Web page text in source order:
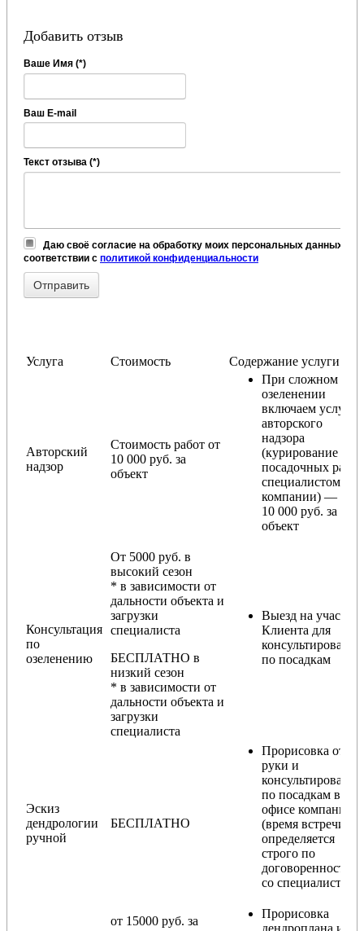
Добавить отзыв
Ваше Имя (*)
Ваш E-mail
Текст отзыва (*)
Даю своё согласие на обработку моих персональных данных, в
соответствии с политикой конфиденциальности
Услуга Стоимость Содержание услуги
Авторский
надзор
Стоимость работ от
10 000 руб. за
объект
При сложном
озеленении
включаем услугу
авторского
надзора
(курирование
посадочных работ
специалистом
компании) — от
10 000 руб. за
объект
Консультация
по
озеленению
От 5000 руб. в
высокий сезон
* в зависимости от
дальности объекта и
загрузки
специалиста
БЕСПЛАТНО в
низкий сезон
* в зависимости от
дальности объекта и
загрузки
специалиста
Выезд на участок
Клиента для
консультирования
по посадкам
Эскиз
дендрологии
ручной
БЕСПЛАТНО
Прорисовка от
руки и
консультирование
по посадкам в
офисе компании
(время встречи
определяется
строго по
договоренности
со специалистом)
от 15000 руб. за
Прорисовка